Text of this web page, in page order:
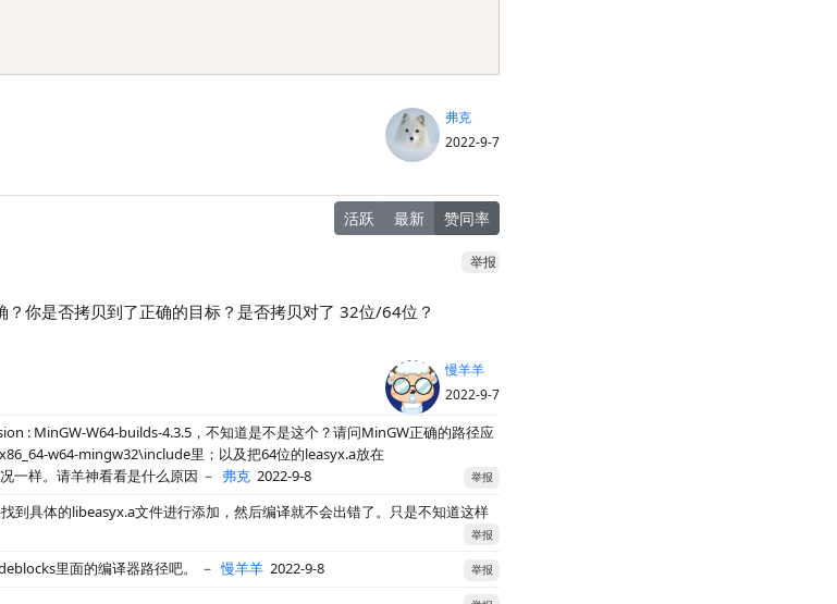
弗克
2022-9-7
活跃 最新 赞同率
举报
你是否拷贝到了正确的目标？是否拷贝对了 32位/64位？
慢羊羊
2022-9-7
: MinGW-W64-builds-4.3.5，不知道是不是这个？请问MinGW正确的路径应
w64-mingw32\include里；以及把64位的leasyx.a放在
一样。请羊神看看是什么原因 － 弗克 2022-9-8 举报
具体的libeasyx.a文件进行添加，然后编译就不会出错了。只是不知道这样
举报
里面的编译器路径吧。 －慢羊羊 2022-9-8 举报